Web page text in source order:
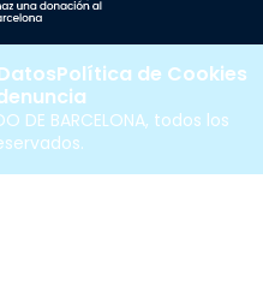
DE BARCELONA, todos los
Política de Cookies